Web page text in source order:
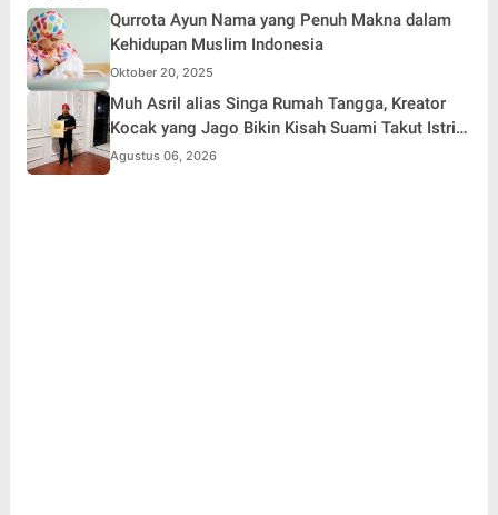
Qurrota Ayun Nama yang Penuh Makna dalam
Kehidupan Muslim Indonesia
Oktober 20, 2025
Muh Asril alias Singa Rumah Tangga, Kreator
Kocak yang Jago Bikin Kisah Suami Takut Istri
Jadi Hiburan
Agustus 06, 2026